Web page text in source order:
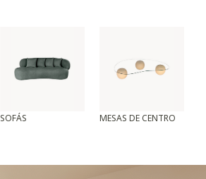
SOFÁS MESAS DE CENTRO